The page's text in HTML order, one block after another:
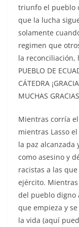
triunfo el pueblo
que la lucha
solamente
regimen que
la reconciliación,
PUEBLO DE
CÁTEDRA
MUCHAS
Mientras corría
mientras Lasso
la paz alcanzada
como asesino y
racistas a las
ejército.
del pueblo digno
que empieza y
la vida (aquí